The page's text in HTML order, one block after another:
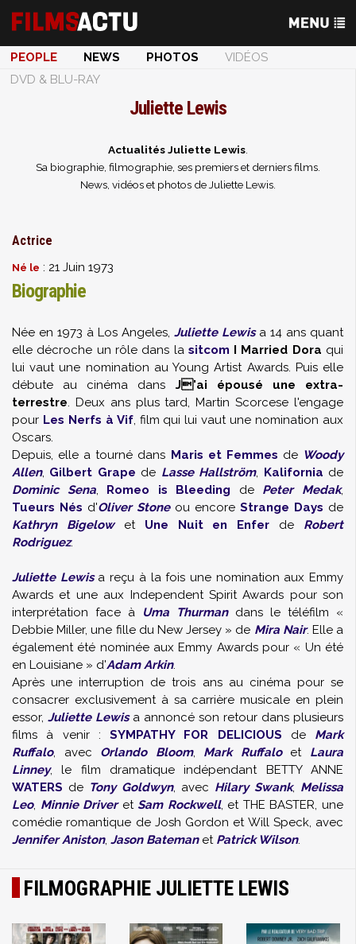
PEOPLE NEWS PHOTOS
VIDÉOS
DVD & BLU-RAY
Juliette Lewis
Actualités Juliette Lewis.
Sa biographie, filmographie, ses premiers et derniers films.
News, vidéos et photos de Juliette Lewis.
Actrice
Né le : 21 Juin 1973
Biographie
Née en 1973 à Los Angeles, Juliette Lewisa 14 ans quant
elle décroche un rôle dans la sitcom I Married Dora qui
lui vaut une nomination au Young Artist Awards. Puis elle
débute au cinéma dans J'ai épousé une extra-
terrestre. Deux ans plus tard, Martin Scorcese l'engage
pour Les Nerfs à Vif, film qui lui vaut une nomination aux
Oscars.
Depuis, elle a tourné dans Maris et Femmes de Woody
Allen, Gilbert Grape de Lasse Hallström, Kalifornia de
Dominic Sena, Romeo is Bleeding de Peter Medak,
Tueurs Nés d'Oliver Stoneou encore Strange Days de
Kathryn Bigelowet Une Nuit en Enfer de Robert
Rodriguez.
Juliette Lewisa reçu à la fois une nomination aux Emmy
Awards et une aux Independent Spirit Awards pour son
interprétation face à
Uma Thurmandans le téléfilm «
Debbie Miller, une fille du New Jersey » de Mira Nair. Elle a
également été nominée aux Emmy Awards pour « Un été
en Louisiane » d'Adam Arkin.
Après une interruption de trois ans au cinéma pour se
consacrer exclusivement à sa carrière musicale en plein
essor, Juliette Lewisa annoncé son retour dans plusieurs
films à venir : SYMPATHY FOR DELICIOUS de Mark
Ruffalo, avec Orlando Bloom, Mark Ruffaloet Laura
Linney, le film dramatique indépendant BETTY ANNE
WATERS de Tony Goldwyn, avec Hilary Swank, Melissa
Leo, Minnie DriveretSam Rockwell, et THE BASTER, une
comédie romantique de Josh Gordon et Will Speck, avec
Jennifer Aniston, Jason Batemanet Patrick Wilson.
FILMOGRAPHIE JULIETTE LEWIS